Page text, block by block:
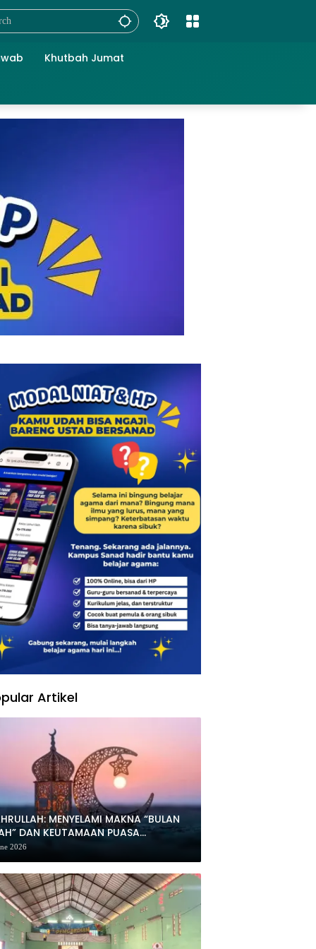
Khutbah Jumat
Artikel
MENYELAMI MAKNA “BULAN
DAN KEUTAMAAN PUASA
2026